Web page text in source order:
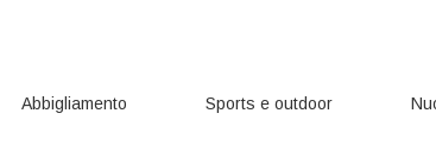
Abbigliamento Sports e outdoor